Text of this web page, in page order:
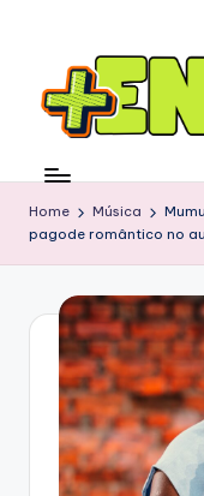
Home Música
pagode romântico no